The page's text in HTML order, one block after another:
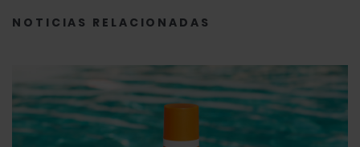
NOTICIAS RELACIONADAS